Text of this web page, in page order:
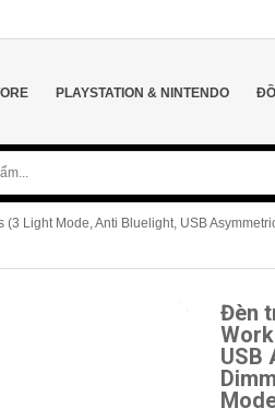
PLAYSTATION & NINTENDO
Light Mode, Anti Bluelight, USB
Đèn
USB